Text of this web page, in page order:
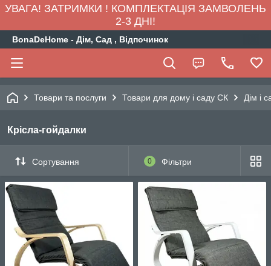
УВАГА! ЗАТРИМКИ ! КОМПЛЕКТАЦІЯ ЗАМВОЛЕНЬ
2-3 ДНІ!
BonaDeHome - Дім, Сад , Відпочинок
Товари та послуги Товари для дому і саду СК Дім і
Крісла-гойдалки
Сортування 0 Фільтри